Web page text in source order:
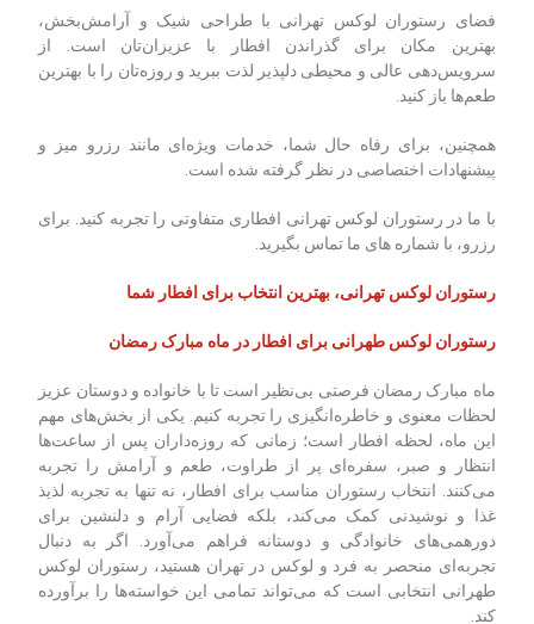
فضای رستوران لوکس تهرانی با طراحی شیک و آرامش‌بخش،
بهترین مکان برای گذراندن افطار با عزیزان‌تان است. از
سرویس‌دهی عالی و محیطی دلپذیر لذت ببرید و روزه‌تان را با بهترین
طعم‌ها باز کنید.
همچنین، برای رفاه حال شما، خدمات ویژه‌ای مانند رزرو میز و
پیشنهادات اختصاصی در نظر گرفته شده است.
با ما در رستوران لوکس تهرانی افطاری متفاوتی را تجربه کنید. برای
رزرو، با شماره های ما تماس بگیرید.
رستوران لوکس تهرانی، بهترین انتخاب برای افطار شما
رستوران لوکس طهرانی برای افطار در ماه مبارک رمضان
ماه مبارک رمضان فرصتی بی‌نظیر است تا با خانواده و دوستان عزیز
لحظات معنوی و خاطره‌انگیزی را تجربه کنیم. یکی از بخش‌های مهم
این ماه، لحظه افطار است؛ زمانی که روزه‌داران پس از ساعت‌ها
انتظار و صبر، سفره‌ای پر از طراوت، طعم و آرامش را تجربه
می‌کنند. انتخاب رستوران مناسب برای افطار، نه تنها به تجربه لذیذ
غذا و نوشیدنی کمک می‌کند، بلکه فضایی آرام و دلنشین برای
دورهمی‌های خانوادگی و دوستانه فراهم می‌آورد. اگر به دنبال
تجربه‌ای منحصر به فرد و لوکس در تهران هستید، رستوران لوکس
طهرانی انتخابی است که می‌تواند تمامی این خواسته‌ها را برآورده
کند.